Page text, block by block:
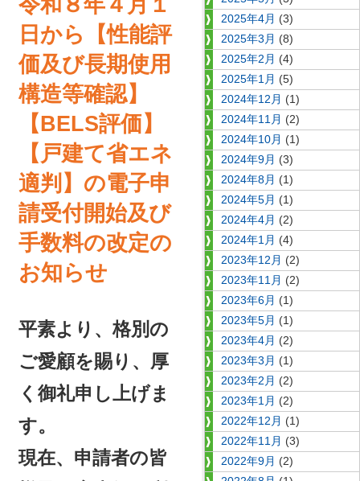
令和８年４月１
日から【性能評
価及び長期使用
構造等確認】
【BELS評価】
【戸建て省エネ
適判】の電子申
請受付開始及び
手数料の改定の
お知らせ
平素より、格別の
ご愛顧を賜り、厚
く御礼申し上げま
す。
現在、申請者の皆
2025年4月 (3)
2025年3月 (8)
2025年2月 (4)
2025年1月 (5)
2024年12月 (1)
2024年11月 (2)
2024年10月 (1)
2024年9月 (3)
2024年8月 (1)
2024年5月 (1)
2024年4月 (2)
2024年1月 (4)
2023年12月 (2)
2023年11月 (2)
2023年6月 (1)
2023年5月 (1)
2023年4月 (2)
2023年3月 (1)
2023年2月 (2)
2023年1月 (2)
2022年12月 (1)
2022年11月 (3)
2022年9月 (2)